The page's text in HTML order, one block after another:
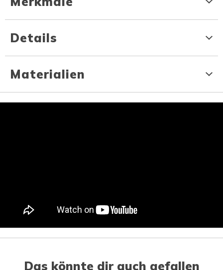
Details
Materialien
Das könnte dir auch gefallen